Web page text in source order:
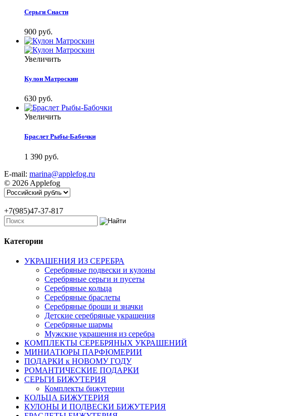
Серьги Снасти
900 руб.
Увеличить
Кулон Матроскин
630 руб.
Увеличить
Браслет Рыбы-Бабочки
1 390 руб.
E-mail: marina@applefog.ru
© 2026 Applefog
+7(985)47-37-817
Категории
УКРАШЕНИЯ ИЗ СЕРЕБРА
Серебряные подвески и кулоны
Серебряные серьги и пусеты
Серебряные кольца
Серебряные браслеты
Серебряные броши и значки
Детские серебряные украшения
Серебряные шармы
Мужские украшения из серебра
КОМПЛЕКТЫ СЕРЕБРЯНЫХ УКРАШЕНИЙ
МИНИАТЮРЫ ПАРФЮМЕРИИ
ПОДАРКИ к НОВОМУ ГОДУ
РОМАНТИЧЕСКИЕ ПОДАРКИ
СЕРЬГИ БИЖУТЕРИЯ
Комплекты бижутерии
КОЛЬЦА БИЖУТЕРИЯ
КУЛОНЫ И ПОДВЕСКИ БИЖУТЕРИЯ